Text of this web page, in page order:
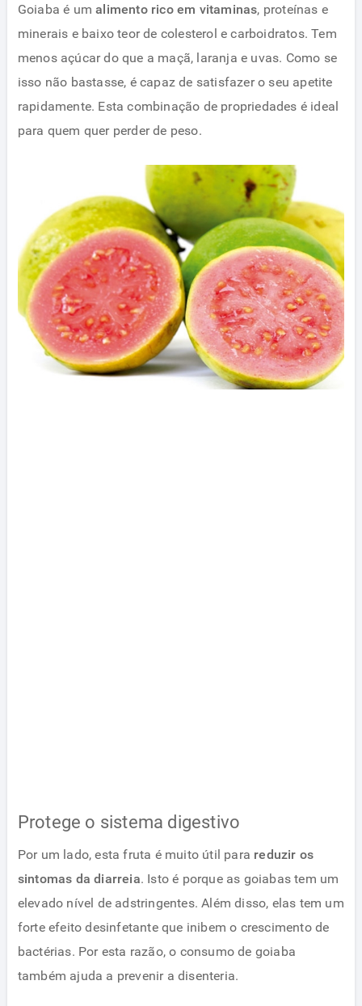
Goiaba é umalimento rico em vitaminas, proteínas e
minerais e baixo teor de colesterol e carboidratos. Tem
menos açúcar do que a maçã, laranja e uvas. Como se
isso não bastasse, é capaz de satisfazer o seu apetite
rapidamente. Esta combinação de propriedades é ideal
para quem quer perder de peso.
Protege o sistema digestivo
Por um lado, esta fruta é muito útil para reduzir os
sintomas da diarreia. Isto é porque as goiabas tem um
elevado nível de adstringentes. Além disso, elas tem um
forte efeito desinfetante que inibem o crescimento de
bactérias. Por esta razão, o consumo de goiaba
também ajuda a prevenir a disenteria.